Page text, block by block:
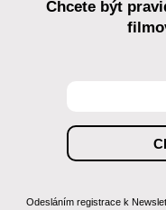
Chcete být
Odesláním registrace k